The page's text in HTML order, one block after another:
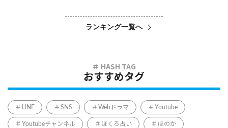
ランキング一覧へ
おすすめタグ
LINE SNS Webドラマ Youtube
Youtubeチャンネル ほくろ占い ほのか